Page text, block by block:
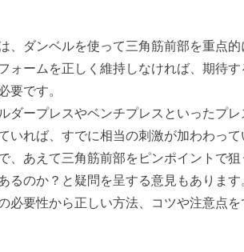
、ダンベルを使って三角筋前部を重点的
ォームを正しく維持しなければ、期待
要です。
ダープレスやベンチプレスといったプ
いれば、すでに相当の刺激が加わわって
、あえて三角筋前部をピンポイントで
るのか？と疑問を呈する意見もあります
必要性から正しい方法、コツや注意点を